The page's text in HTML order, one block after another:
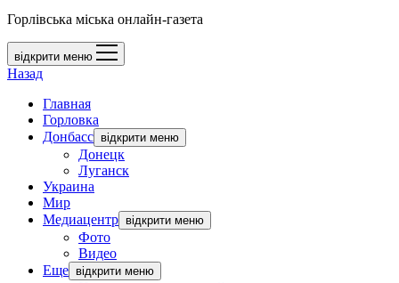
Горлівська міська онлайн-газета
відкрити меню
Назад
Главная
Горловка
Донбасс відкрити меню
Донецк
Луганск
Украина
Мир
Медиацентр відкрити меню
Фото
Видео
Еще відкрити меню